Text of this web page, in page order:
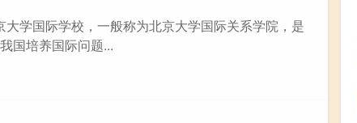
学国际学校，一般称为北京大学国际关系学院，是
国培养国际问题...